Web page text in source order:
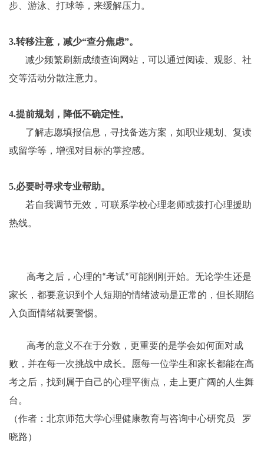
步、游泳、打球等，来缓解压力。
3.转移注意，减少“查分焦虑”。
减少频繁刷新成绩查询网站，可以通过阅读、观影、社
交等活动分散注意力。
4.提前规划，降低不确定性。
了解志愿填报信息，寻找备选方案，如职业规划、复读
或留学等，增强对目标的掌控感。
5.必要时寻求专业帮助。
若自我调节无效，可联系学校心理老师或拨打心理援助
热线。
高考之后，心理的“考试”可能刚刚开始。无论学生还是
家长，都要意识到个人短期的情绪波动是正常的，但长期陷
入负面情绪就要警惕。
高考的意义不在于分数，更重要的是学会如何面对成
败，并在每一次挑战中成长。愿每一位学生和家长都能在高
考之后，找到属于自己的心理平衡点，走上更广阔的人生舞
台。
（作者：北京师范大学心理健康教育与咨询中心研究员
罗
晓路）